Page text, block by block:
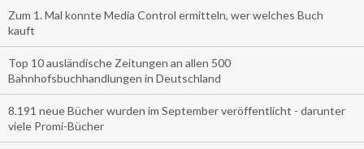
Zum 1. Mal konnte Media Control ermitteln, wer welches Buch
kauft
Top 10 ausländische Zeitungen an allen 500
Bahnhofsbuchhandlungen in Deutschland
8.191 neue Bücher wurden im September veröffentlicht - darunter
viele Promi-Bücher